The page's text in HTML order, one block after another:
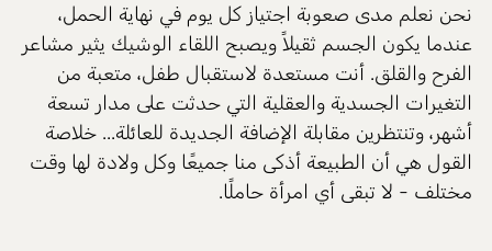
نحن نعلم مدى صعوبة اجتياز كل يوم في نهاية الحمل،
عندما يكون الجسم ثقيلاً ويصبح اللقاء الوشيك يثير مشاعر
الفرح والقلق. أنت مستعدة لاستقبال طفل، متعبة من
التغيرات الجسدية والعقلية التي حدثت على مدار تسعة
أشهر، وتنتظرين مقابلة الإضافة الجديدة للعائلة... خلاصة
القول هي أن الطبيعة أذكى منا جميعًا وكل ولادة لها وقت
مختلف - لا تبقى أي امرأة حاملًا.